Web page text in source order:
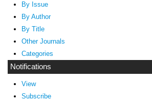
By Issue
By Author
By Title
Other Journals
Categories
Notifications
View
Subscribe